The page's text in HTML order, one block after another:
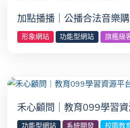
加點播播｜公播合法音樂
形象網站 功能型網站 旗艦級
禾心顧問｜教育099學習
功能型網站 系統開發 校園教